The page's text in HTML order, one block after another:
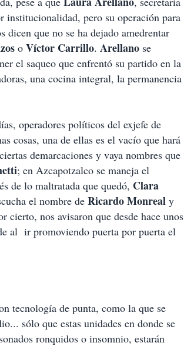
institucionalidad, pero su operación para
dicen que no se ha dejado amedrentar
o Víctor Carrillo. Arellano se
el saqueo que enfrentó su partido en la
una cocina integral, la permanencia
operadores políticos del exjefe de
cosas, una de ellas es el vacío que hará
demarcaciones y vaya nombres que
; en Azcapotzalco se maneja el
de lo maltratada que quedó, Clara
el nombre de Ricardo Monreal y
cierto, nos avisaron que desde hace unos
al ir promoviendo puerta por puerta el
tecnología de punta, como la que se
sólo que estas unidades en donde se
ronquidos o insomnio, estarán